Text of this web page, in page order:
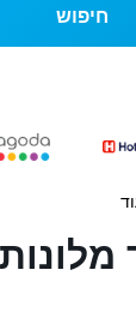
חיפוש